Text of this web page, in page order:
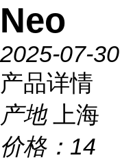
Neo
2025-07-30
产品详情
产地
上海
价格： 14